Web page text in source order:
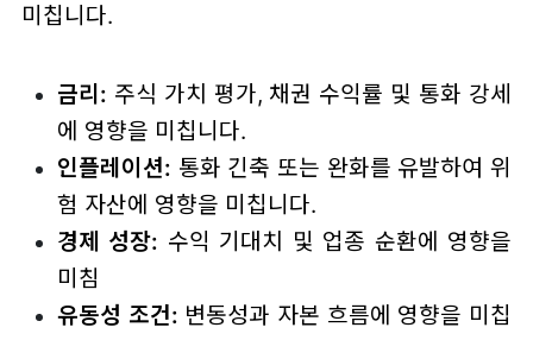
미칩니다.
금리: 주식 가치 평가, 채권 수익률 및 통화 강세
에 영향을 미칩니다.
인플레이션: 통화 긴축 또는 완화를 유발하여 위
험 자산에 영향을 미칩니다.
경제 성장: 수익 기대치 및 업종 순환에 영향을
미침
유동성 조건: 변동성과 자본 흐름에 영향을 미칩